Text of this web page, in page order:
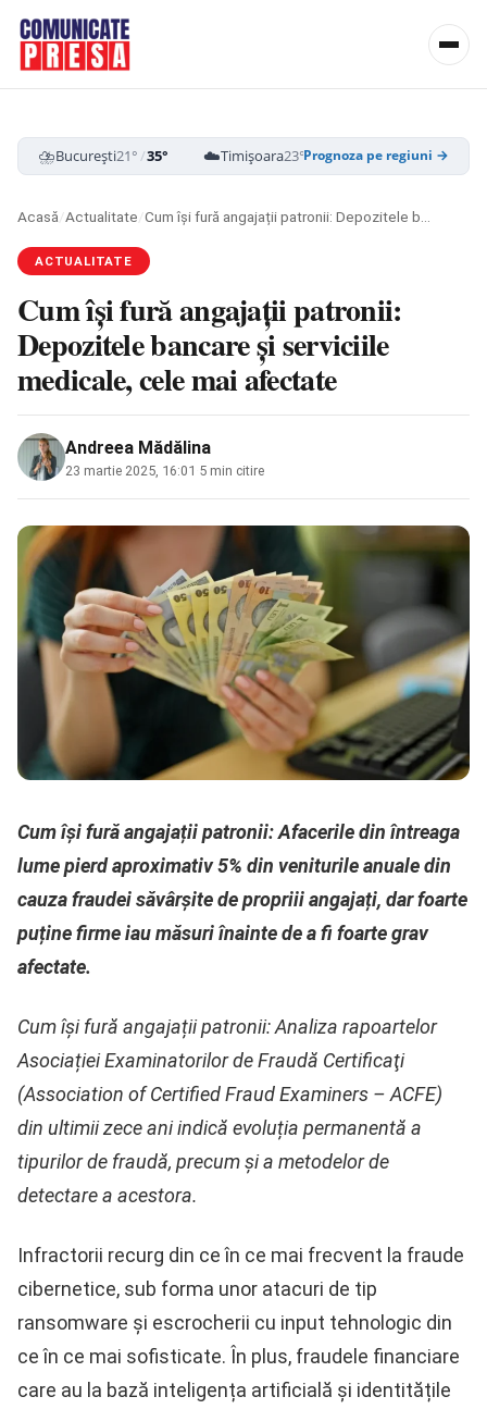
⛈️București21°/35° ☁️Timișoara23°/38° ☁️Cluj-Napoca
Prognoza pe regiuni →
Acasă/Actualitate/
ACTUALITATE
Cum își fură angajații patronii:
Depozitele bancare și serviciile
medicale, cele mai afectate
Andreea Mădălina
23 martie 2025, 16:01 5 min citire
Cum își fură angajații patronii: Afacerile din întreaga
lume pierd aproximativ 5% din veniturile anuale din
cauza fraudei săvârșite de propriii angajați, dar foarte
puține firme iau măsuri înainte de a fi foarte grav
afectate.
Cum își fură angajații patronii: Analiza rapoartelor
Asociației Examinatorilor de Fraudă Certificaţi
(Association of Certified Fraud Examiners – ACFE)
din ultimii zece ani indică evoluția permanentă a
tipurilor de fraudă, precum și a metodelor de
detectare a acestora.
Infractorii recurg din ce în ce mai frecvent la fraude
cibernetice, sub forma unor atacuri de tip
ransomware și escrocherii cu input tehnologic din
ce în ce mai sofisticate. În plus, fraudele financiare
care au la bază inteligența artificială și identitățile